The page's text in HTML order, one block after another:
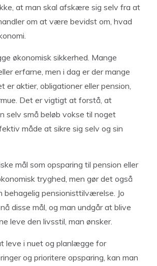
at man skal afskære sig selv fra at
om at være bevidst om, hvad
økonomisk sikkerhed. Mange
erfarne, men i dag er der mange
er aktier, obligationer eller pension,
Det er vigtigt at forstå, at
selv små beløb vokse til noget
måde at sikre sig selv og sin
mål som opsparing til pension eller
tryghed, men gør det også
behagelig pensionisttilværelse. Jo
disse mål, og man undgår at blive
leve den livsstil, man ønsker.
leve i nuet og planlægge for
og prioritere opsparing, kan man